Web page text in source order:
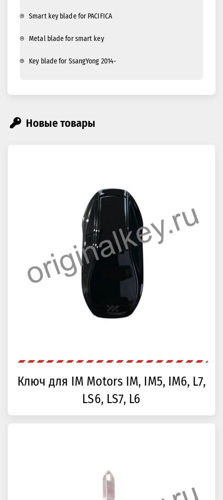
Smart key blade for PACIFICA
Metal blade for smart key
Key blade for SsangYong 2014-
Новые товары
Ключ для IM Motors IM, IM5, IM6, L7,
LS6, LS7, L6